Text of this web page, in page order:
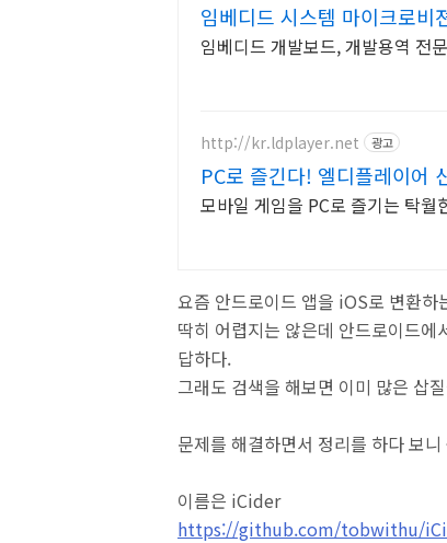
임베디드 시스템 마이크로비
임베디드 개발보드, 개발용역 전
http://kr.ldplayer.net 광고
PC로 즐긴다! 엘디플레이어
모바일 게임을 PC로 즐기는 탁
요즘 안드로이드 앱을 iOS로 변환하
딱히 어렵지는 않은데 안드로이드
답하다.
그래도 검색을 해보면 이미 많은 삽
문제를 해결하면서 정리를 하다 보
이름은 iCider
https://github.com/tobwithu/